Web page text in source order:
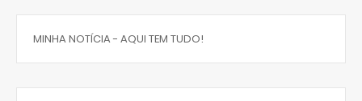
MINHA NOTÍCIA - AQUI TEM TUDO!